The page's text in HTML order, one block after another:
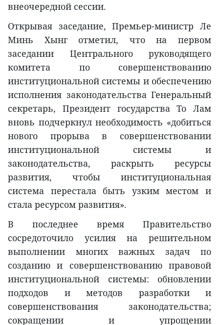
внеочередной сессии.
Открывая заседание, Премьер-министр Ле
Минь Хынг отметил, что на первом
заседании Центрального руководящего
комитета по совершенствованию
институциональной системы и обеспечению
исполнения законодательства Генеральный
секретарь, Президент государства То Лам
вновь подчеркнул необходимость «добиться
нового прорыва в совершенствовании
институциональной системы и
законодательства, раскрыть ресурсы
развития, чтобы институциональная
система перестала быть узким местом и
стала ресурсом развития».
В последнее время Правительство
сосредоточило усилия на решительном
выполнении многих важных задач по
созданию и совершенствованию правовой
институциональной системы: обновлении
подходов и методов разработки и
совершенствования законодательства;
сокращении и упрощении